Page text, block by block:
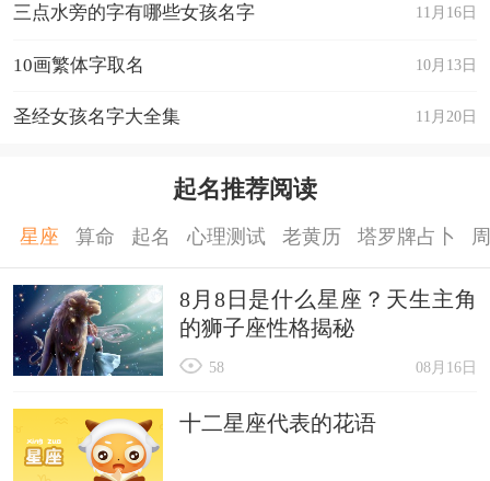
11月16日
三点水旁的字有哪些女孩名字
10月13日
10画繁体字取名
11月20日
圣经女孩名字大全集
起名推荐阅读
星座 算命 起名 心理测试 老黄历 塔罗牌占卜
8月8日是什么星座？天生主角
的狮子座性格揭秘
08月16日
58
十二星座代表的花语